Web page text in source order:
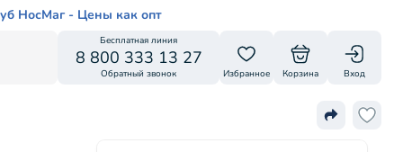
НосМаг - Цены как опт
Бесплатная линия
8 800 333 13 27
Обратный звонок Избранное Корзина Вход